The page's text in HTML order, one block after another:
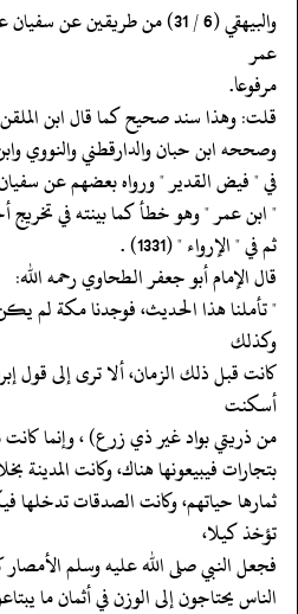
‏‏‏‏والبيهقي (6 / 31) من طريقين
عمر
‏‏‏‏مرفوعا.
‏‏‏‏قلت: وهذا سند صحيح كما قال ابن الملقن في
‏‏‏‏وصححه ابن حبان والدارقطني والنووي
‏‏‏‏في " فيض القدير " ورواه بعضهم عن
‏‏‏‏" ابن عمر " وهو خطأ كما بينته في تخريج
‏‏‏‏ثم في " الإرواء " (1331) .
‏‏‏‏قال الإمام أبو جعفر الطحاوي رحمه الله:
‏‏‏‏" تأملنا هذا الحديث، فوجدنا مكة لم
وكذلك
‏‏‏‏كانت قبل ذلك الزمان، ألا ترى إلى قول
أسكنت
‏‏‏‏من ذريتي بواد غير ذي زرع) ، وإنما كانت
‏‏‏‏بتجارات فيبيعونها هناك، وكانت المدينة
‏‏‏‏ثمارها حياتهم، وكانت الصدقات
تؤخذ كيلا،
‏‏‏‏فجعل النبي صلى الله عليه وسلم الأمصار
‏‏‏‏الناس يحتاجون إلى الوزن في أثمان ما